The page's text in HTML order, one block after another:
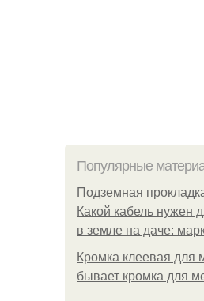
Популярные
Подземная
Какой кабель нужен
в земле на даче:
Кромка клеевая для
бывает кромка для